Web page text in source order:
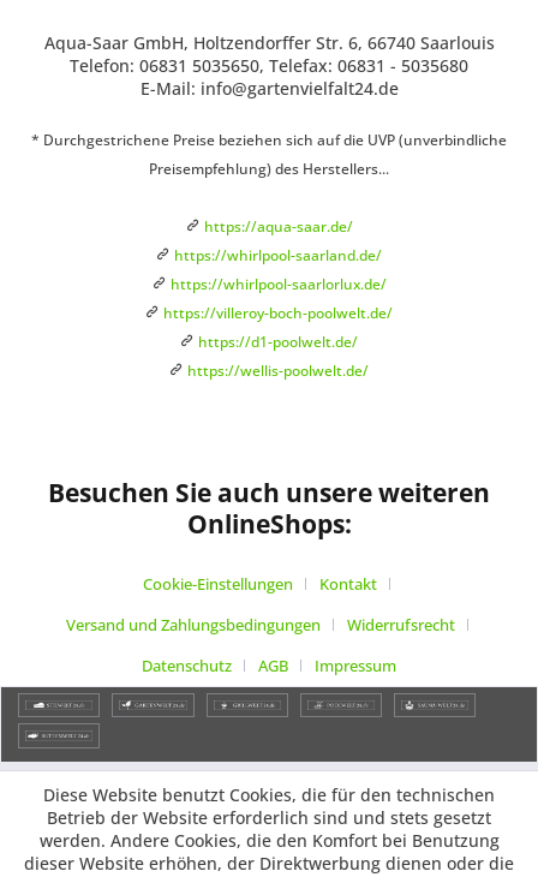
Aqua-Saar GmbH, Holtzendorffer Str. 6, 66740 Saarlouis
Telefon: 06831 5035650, Telefax: 06831 - 5035680
E-Mail: info@gartenvielfalt24.de
* Durchgestrichene Preise beziehen sich auf die UVP (unverbindliche
Preisempfehlung) des Herstellers...
https://aqua-saar.de/
https://whirlpool-saarland.de/
https://whirlpool-saarlorlux.de/
https://villeroy-boch-poolwelt.de/
https://d1-poolwelt.de/
https://wellis-poolwelt.de/
Besuchen Sie auch unsere weiteren
OnlineShops:
Cookie-Einstellungen
Kontakt
Versand und Zahlungsbedingungen
Widerrufsrecht
Datenschutz
AGB Impressum
Diese Website benutzt Cookies, die für den technischen
Betrieb der Website erforderlich sind und stets gesetzt
werden. Andere Cookies, die den Komfort bei Benutzung
dieser Website erhöhen, der Direktwerbung dienen oder die